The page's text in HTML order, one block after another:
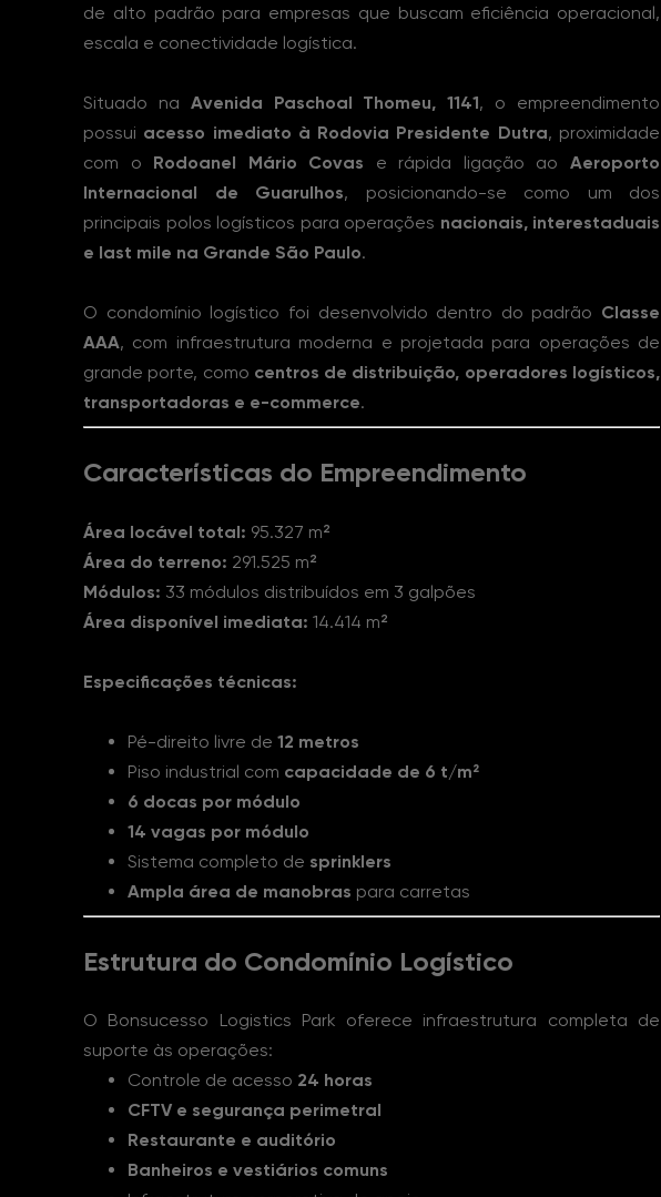
de alto padrão para empresas que buscam eficiência operacional,
escala e conectividade logística.
Situado na Avenida Paschoal Thomeu, 1141, o empreendimento
possui acesso imediato à Rodovia Presidente Dutra, proximidade
com o Rodoanel Mário Covas e rápida ligação aoAeroporto
Internacional de Guarulhos, posicionando-se como um dos
principais polos logísticos para operações nacionais, interestaduais
e last mile na Grande São Paulo.
O condomínio logístico foi desenvolvido dentro do padrão Classe
AAA, com infraestrutura moderna e projetada para operações de
grande porte, como centros de distribuição, operadores logísticos,
transportadoras e e-commerce.
Características do Empreendimento
Área locável total: 95.327 m²
Área do terreno: 291.525 m²
Módulos: 33 módulos distribuídos em 3 galpões
Área disponível imediata: 14.414 m²
Especificações técnicas:
Pé-direito livre de 12 metros
Piso industrial com capacidade de 6 t/m²
6 docas por módulo
14 vagas por módulo
Sistema completo de sprinklers
Ampla área de manobras para carretas
Estrutura do Condomínio Logístico
O Bonsucesso Logistics Park oferece infraestrutura completa de
suporte às operações:
Controle de acesso 24 horas
CFTV e segurança perimetral
Restaurante e auditório
Banheiros e vestiários comuns